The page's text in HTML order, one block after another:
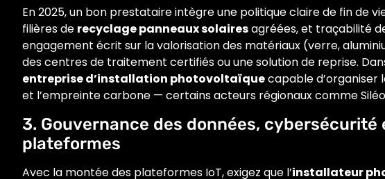
En 2025, un bon prestataire intègre une politique claire de fin de
filières de recyclage panneaux solairesagréées, et traçabilité
engagement écrit sur la valorisation des matériaux (verre,
des centres de traitement certifiés ou une solution de reprise.
entreprise d’installation photovoltaïquecapable d’organiser
et l’empreinte carbone — certains acteurs régionaux comme
3. Gouvernance des données,
plateformes
Avec la montée des plateformes IoT, exigez que l’installateur